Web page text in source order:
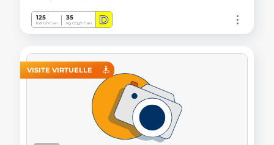
125
kWh/m².an
35
Kg CO2/m².an D
VISITE VIRTUELLE